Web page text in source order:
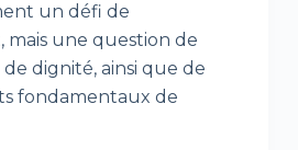
un défi de
une question de
dignité, ainsi que de
fondamentaux de